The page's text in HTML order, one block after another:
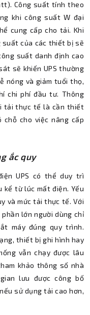
Công suất tính theo
khi công suất W đại
cung cấp cho tải. Khi
suất của các thiết bị sẽ
suất danh định cao
sẽ khiến UPS thường
nóng và giảm tuổi thọ,
chi phí đầu tư. Thông
tải thực tế là cần thiết
cho việc nâng cấp
ắc quy
UPS có thể duy trì
kể từ lúc mất điện. Yếu
và mức tải thực tế. Với
lớn người dùng chỉ
máy đúng quy trình.
thiết bị ghi hình hay
vẫn chạy được lâu
khảo thông số nhà
lưu được công bố
sử dụng tải cao hơn,